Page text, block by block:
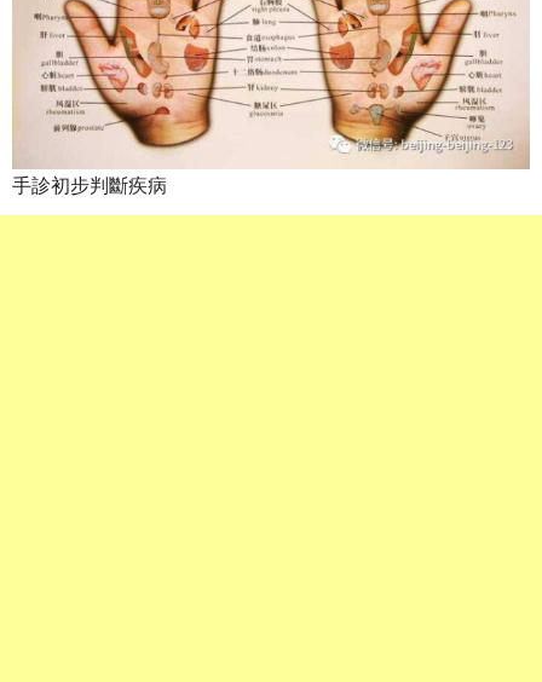
手診初步判斷疾病